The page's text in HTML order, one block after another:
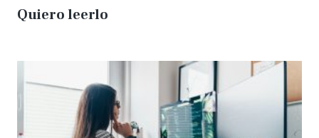
Quiero leerlo
imágenes
Windows
masivamente